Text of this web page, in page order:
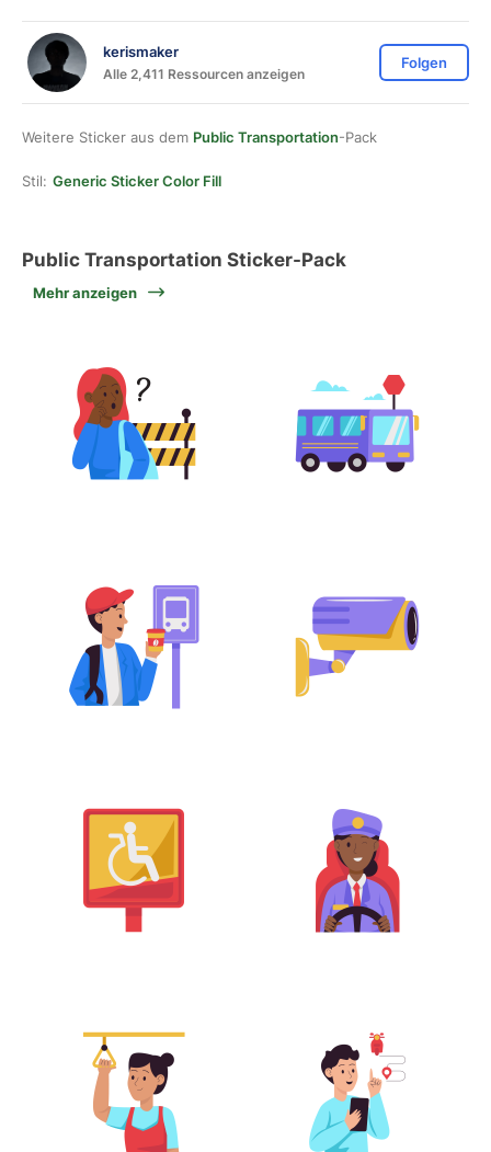
kerismaker
Alle 2,411 Ressourcen anzeigen
Folgen
Weitere Sticker aus dem Public Transportation-Pack
Stil: Generic Sticker Color Fill
Public Transportation Sticker-Pack
Mehr anzeigen